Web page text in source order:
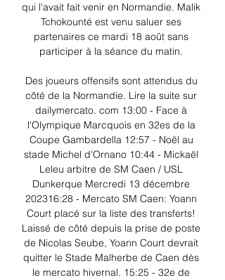
qui l'avait fait venir en Normandie. Malik
Tchokounté est venu saluer ses
partenaires ce mardi 18 août sans
participer à la séance du matin.
Des joueurs offensifs sont attendus du
côté de la Normandie. Lire la suite sur
dailymercato. com 13:00 - Face à
l'Olympique Marcquois en 32es de la
Coupe Gambardella 12:57 - Noël au
stade Michel d'Ornano 10:44 - Mickaël
Leleu arbitre de SM Caen / USL
Dunkerque Mercredi 13 décembre
202316:28 - Mercato SM Caen: Yoann
Court placé sur la liste des transferts!
Laissé de côté depuis la prise de poste
de Nicolas Seube, Yoann Court devrait
quitter le Stade Malherbe de Caen dès
le mercato hivernal. 15:25 - 32e de